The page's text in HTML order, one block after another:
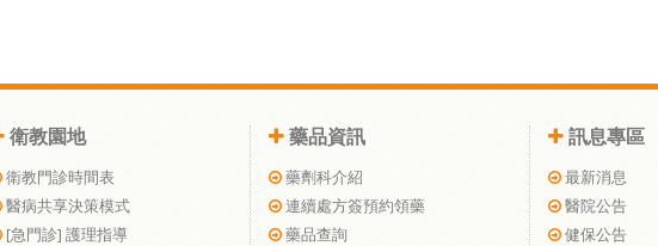
衛教園地
衛教門診時間表
醫病共享決策模式
[急門診] 護理指導
藥品資訊
藥劑科介紹
連續處方簽預約領藥
藥品查詢
訊息專區
最新消息
醫院公告
健保公告